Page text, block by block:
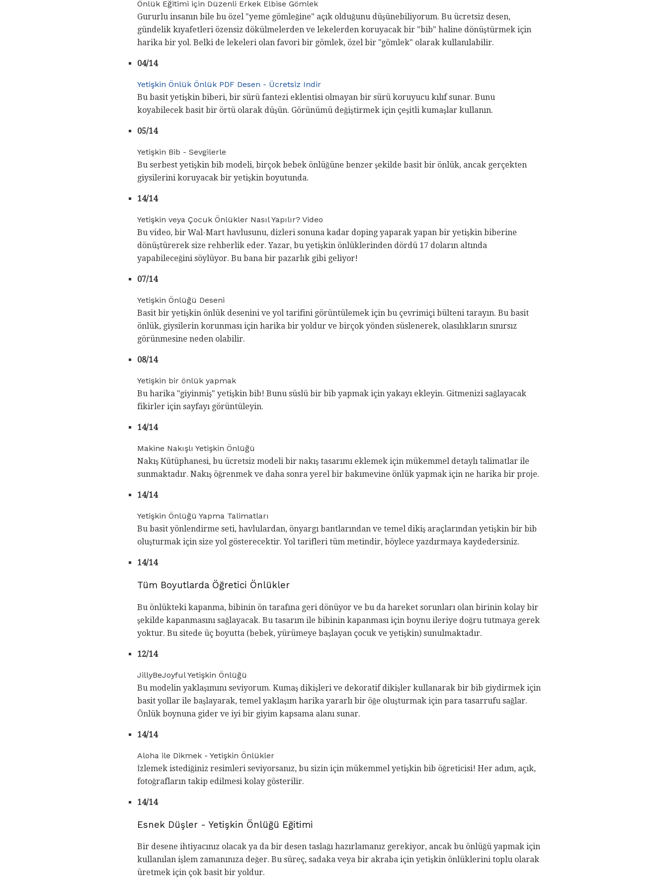
Önlük Eğitimi için Düzenli Erkek Elbise Gömlek
Gururlu insanın bile bu özel "yeme gömleğine" açık olduğunu düşünebiliyorum. Bu ücretsiz desen,
gündelik kıyafetleri özensiz dökülmelerden ve lekelerden koruyacak bir "bib" haline dönüştürmek için
harika bir yol. Belki de lekeleri olan favori bir gömlek, özel bir "gömlek" olarak kullanılabilir.
04/14
Yetişkin Önlük Önlük PDF Desen - Ücretsiz Indir
Bu basit yetişkin biberi, bir sürü fantezi eklentisi olmayan bir sürü koruyucu kılıf sunar. Bunu
koyabilecek basit bir örtü olarak düşün. Görünümü değiştirmek için çeşitli kumaşlar kullanın.
05/14
Yetişkin Bib - Sevgilerle
Bu serbest yetişkin bib modeli, birçok bebek önlüğüne benzer şekilde basit bir önlük, ancak gerçekten
giysilerini koruyacak bir yetişkin boyutunda.
14/14
Yetişkin veya Çocuk Önlükler Nasıl Yapılır? Video
Bu video, bir Wal-Mart havlusunu, dizleri sonuna kadar doping yaparak yapan bir yetişkin biberine
dönüştürerek size rehberlik eder. Yazar, bu yetişkin önlüklerinden dördü 17 doların altında
yapabileceğini söylüyor. Bu bana bir pazarlık gibi geliyor!
07/14
Yetişkin Önlüğü Deseni
Basit bir yetişkin önlük desenini ve yol tarifini görüntülemek için bu çevrimiçi bülteni tarayın. Bu basit
önlük, giysilerin korunması için harika bir yoldur ve birçok yönden süslenerek, olasılıkların sınırsız
görünmesine neden olabilir.
08/14
Yetişkin bir önlük yapmak
Bu harika "giyinmiş" yetişkin bib! Bunu süslü bir bib yapmak için yakayı ekleyin. Gitmenizi sağlayacak
fikirler için sayfayı görüntüleyin.
14/14
Makine Nakışlı Yetişkin Önlüğü
Nakış Kütüphanesi, bu ücretsiz modeli bir nakış tasarımı eklemek için mükemmel detaylı talimatlar ile
sunmaktadır. Nakış öğrenmek ve daha sonra yerel bir bakımevine önlük yapmak için ne harika bir proje.
14/14
Yetişkin Önlüğü Yapma Talimatları
Bu basit yönlendirme seti, havlulardan, önyargı bantlarından ve temel dikiş araçlarından yetişkin bir bib
oluşturmak için size yol gösterecektir. Yol tarifleri tüm metindir, böylece yazdırmaya kaydedersiniz.
14/14
Tüm Boyutlarda Öğretici Önlükler
Bu önlükteki kapanma, bibinin ön tarafına geri dönüyor ve bu da hareket sorunları olan birinin kolay bir
şekilde kapanmasını sağlayacak. Bu tasarım ile bibinin kapanması için boynu ileriye doğru tutmaya gerek
yoktur. Bu sitede üç boyutta (bebek, yürümeye başlayan çocuk ve yetişkin) sunulmaktadır.
12/14
JillyBeJoyful Yetişkin Önlüğü
Bu modelin yaklaşımını seviyorum. Kumaş dikişleri ve dekoratif dikişler kullanarak bir bib giydirmek için
basit yollar ile başlayarak, temel yaklaşım harika yararlı bir öğe oluşturmak için para tasarrufu sağlar.
Önlük boynuna gider ve iyi bir giyim kapsama alanı sunar.
14/14
Aloha ile Dikmek - Yetişkin Önlükler
İzlemek istediğiniz resimleri seviyorsanız, bu sizin için mükemmel yetişkin bib öğreticisi! Her adım, açık,
fotoğrafların takip edilmesi kolay gösterilir.
14/14
Esnek Düşler - Yetişkin Önlüğü Eğitimi
Bir desene ihtiyacınız olacak ya da bir desen taslağı hazırlamanız gerekiyor, ancak bu önlüğü yapmak için
kullanılan işlem zamanınıza değer. Bu süreç, sadaka veya bir akraba için yetişkin önlüklerini toplu olarak
üretmek için çok basit bir yoldur.